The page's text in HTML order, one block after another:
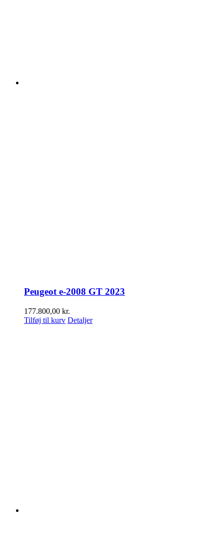
Peugeot e-2008 GT 2023
177.800,00 kr.
Tilføj til kurv Detaljer